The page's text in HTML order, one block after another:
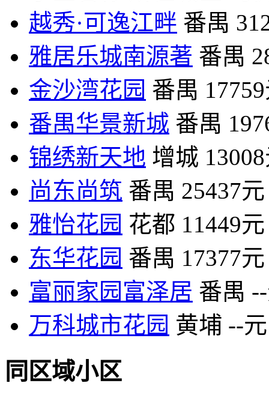
越秀·可逸江畔 番禺
雅居乐城南源著 番禺
金沙湾花园 番禺
番禺华景新城 番禺
锦绣新天地 增城
尚东尚筑 番禺 25437元
雅怡花园 花都 11449元
东华花园 番禺 17377元
富丽家园富泽居 番禺
万科城市花园 黄埔 --元
同区域小区